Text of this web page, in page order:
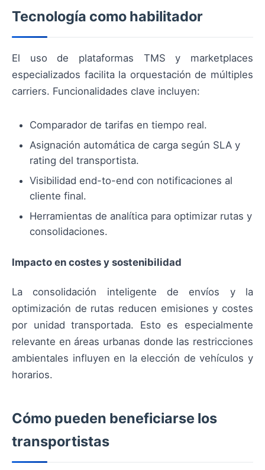
Tecnología como habilitador
El uso de plataformas TMS y marketplaces
especializados facilita la orquestación de múltiples
carriers. Funcionalidades clave incluyen:
Comparador de tarifas en tiempo real.
Asignación automática de carga según SLA y
rating del transportista.
Visibilidad end-to-end con notificaciones al
cliente final.
Herramientas de analítica para optimizar rutas y
consolidaciones.
Impacto en costes y sostenibilidad
La consolidación inteligente de envíos y la
optimización de rutas reducen emisiones y costes
por unidad transportada. Esto es especialmente
relevante en áreas urbanas donde las restricciones
ambientales influyen en la elección de vehículos y
horarios.
Cómo pueden beneficiarse los
transportistas